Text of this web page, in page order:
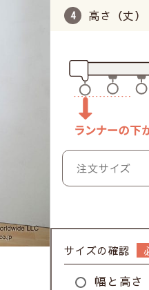
高さ（丈）
サイズの確認
幅と高さ